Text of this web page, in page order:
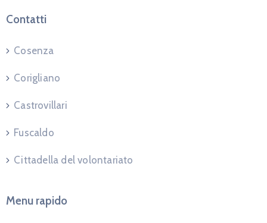
Contatti
Cosenza
Corigliano
Castrovillari
Fuscaldo
Cittadella del volontariato
Menu rapido